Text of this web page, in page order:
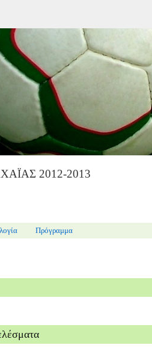
2012-2013
Πρόγραμμα